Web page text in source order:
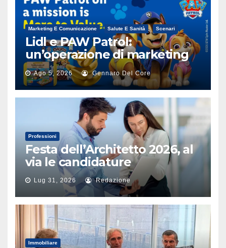
Marketing E Comunicazione Salute E Sanità Scenari
Lidl e PAW Patrol:
un’operazione di marketing
alimentare
Ago 5, 2026 Gennaro Del Core
Professioni
Festa dell’Architetto 2026, al
via le candidature
Lug 31, 2026 Redazione
Immobiliare